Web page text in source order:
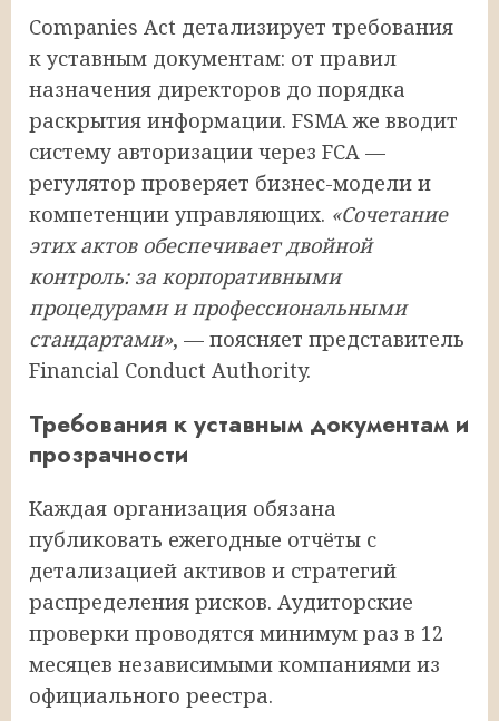
Companies Act детализирует требования
к уставным документам: от правил
назначения директоров до порядка
раскрытия информации. FSMA же вводит
систему авторизации через FCA —
регулятор проверяет бизнес-модели и
компетенции управляющих. «Сочетание
этих актов обеспечивает двойной
контроль: за корпоративными
процедурами и профессиональными
стандартами», — поясняет представитель
Financial Conduct Authority.
Требования к уставным документам и
прозрачности
Каждая организация обязана
публиковать ежегодные отчёты с
детализацией активов и стратегий
распределения рисков. Аудиторские
проверки проводятся минимум раз в 12
месяцев независимыми компаниями из
официального реестра.